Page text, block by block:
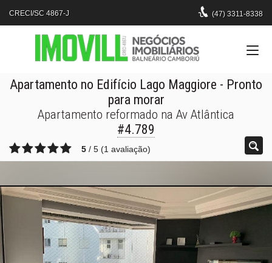
CRECI/SC 4867-J (47) 3311-8338
Apartamento no Edifício Lago Maggiore - Pronto
para morar
Apartamento reformado na Av Atlântica
#4.789
5 / 5 (1 avaliação)